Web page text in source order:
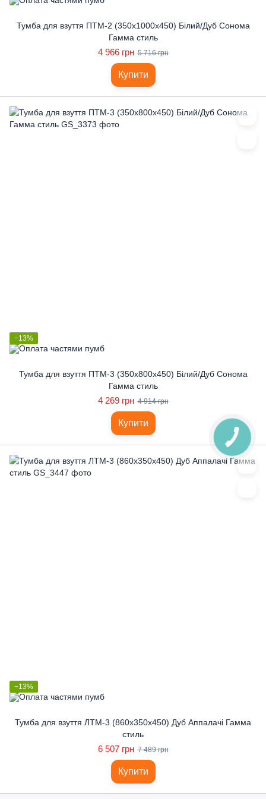
Тумба для взуття ПТМ-2 (350x1000x450) Білий/Дуб Сонома
Гамма стиль
4 966 грн 5 716 грн
Купити
−13%
Тумба для взуття ПТМ-3 (350x800x450) Білий/Дуб Сонома
Гамма стиль
4 269 грн 4 914 грн
Купити
−13%
Тумба для взуття ЛТМ-3 (860x350x450) Дуб Аппалачі Гамма
стиль
6 507 грн 7 489 грн
Купити